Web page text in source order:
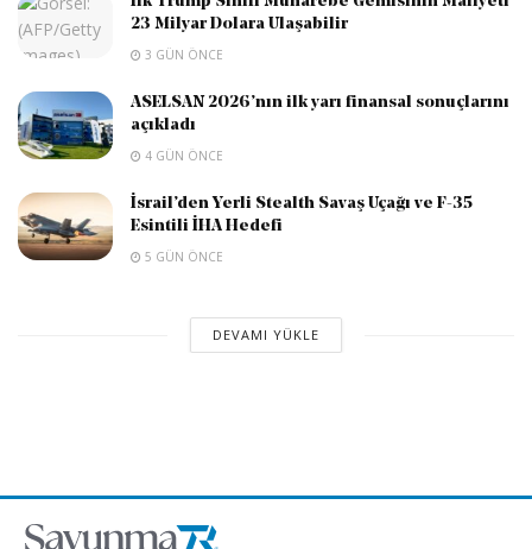
23 Milyar Dolara Ulaşabilir
3 GÜN ÖNCE
ASELSAN 2026’nın ilk yarı finansal sonuçlarını
açıkladı
4 GÜN ÖNCE
İsrail’den Yerli Stealth Savaş Uçağı ve F-35
Esintili İHA Hedefi
5 GÜN ÖNCE
DEVAMI YÜKLE